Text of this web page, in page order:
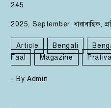
245
2025, September,ধারাবাহিক,
Article Bengali
Faal
Magazine
- By Admin